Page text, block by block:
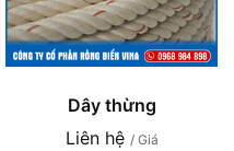
Dây thừng
Liên hệ / Giá